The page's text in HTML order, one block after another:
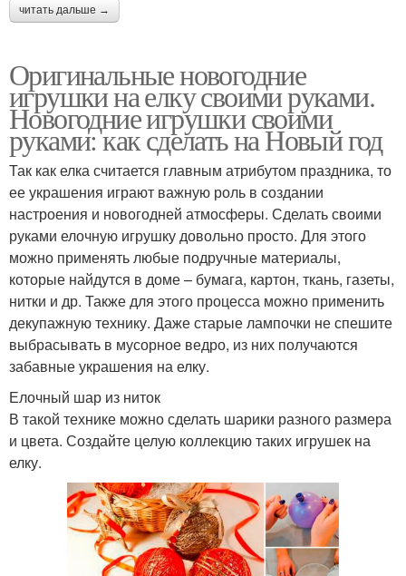
читать дальше →
Оригинальные новогодние
игрушки на елку своими руками.
Новогодние игрушки своими
руками: как сделать на Новый год
Так как елка считается главным атрибутом праздника, то
ее украшения играют важную роль в создании
настроения и новогодней атмосферы. Сделать своими
руками елочную игрушку довольно просто. Для этого
можно применять любые подручные материалы,
которые найдутся в доме – бумага, картон, ткань, газеты,
нитки и др. Также для этого процесса можно применить
декупажную технику. Даже старые лампочки не спешите
выбрасывать в мусорное ведро, из них получаются
забавные украшения на елку.
Елочный шар из ниток
В такой технике можно сделать шарики разного размера
и цвета. Создайте целую коллекцию таких игрушек на
елку.